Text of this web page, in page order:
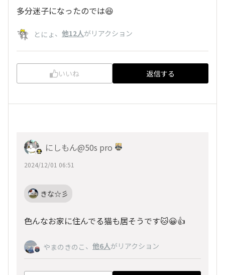
多分迷子になったのでは😆
とにょ、 他12人がリアクション
いいね 返信する
にしもん@50s pro
2024/12/01 06:51
きな☆彡
色んなお家に住んでる猫も居そうです🐱😀👍
やまのきのこ 、 他6人がリアクション